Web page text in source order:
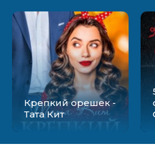
Крепкий орешек -
Тата Кит